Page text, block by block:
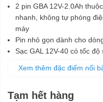
2 pin GBA 12V-2.0Ah
nhanh, không tự phóng
máy
Pin nhỏ gọn dành cho
Sạc GAL 12V-40 có tốc
Tương thích với tất cả các
Xem thêm đặc điểm nổi
Tạm hết hàng